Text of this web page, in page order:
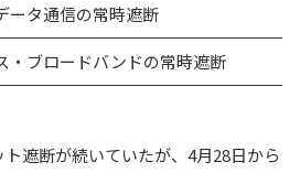
ータ通信の常時遮断
・ブロードバンドの常時遮断
遮断が続いていたが、4月28日から